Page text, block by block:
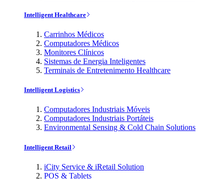
Intelligent Healthcare
Carrinhos Médicos
Computadores Médicos
Monitores Clínicos
Sistemas de Energia Inteligentes
Terminais de Entretenimento Healthcare
Intelligent Logistics
Computadores Industriais Móveis
Computadores Industriais Portáteis
Environmental Sensing & Cold Chain Solutions
Intelligent Retail
iCity Service & iRetail Solution
POS & Tablets